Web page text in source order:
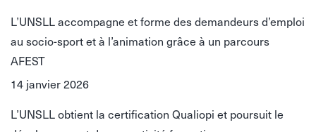
L’UNSLL accompagne et forme des demandeurs d’emploi
au socio-sport et à l’animation grâce à un parcours
AFEST
14 janvier 2026
L’UNSLL obtient la certification Qualiopi et poursuit le